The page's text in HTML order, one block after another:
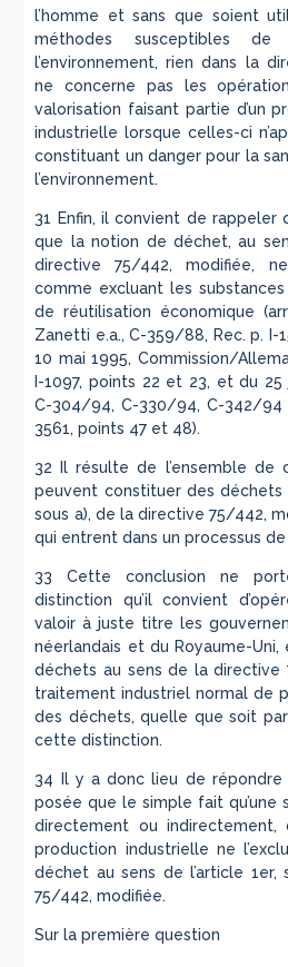
l’homme et sans que soient
méthodes susceptibles
l’environnement, rien dans la
ne concerne pas les
valorisation faisant partie d’un
industrielle lorsque celles-ci
constituant un danger pour la
l’environnement.
31 Enfin, il convient de rappeler
que la notion de déchet, au
directive 75/442, modifiée,
comme excluant les
de réutilisation économique
Zanetti e.a., C-359/88, Rec. p. I-
10 mai 1995, Commission/
I-1097, points 22 et 23, et du 25
C-304/94, C-330/94, C-342/94
3561, points 47 et 48).
32 Il résulte de l’ensemble de
peuvent constituer des déchets
sous a), de la directive 75/442,
qui entrent dans un processus
33 Cette conclusion ne
distinction qu’il convient
valoir à juste titre les
néerlandais et du Royaume-
déchets au sens de la
traitement industriel normal de
des déchets, quelle que soit
cette distinction.
34 Il y a donc lieu de répondre
posée que le simple fait qu’une
directement ou indirectement,
production industrielle ne
déchet au sens de l’article 1er,
75/442, modifiée.
Sur la première question